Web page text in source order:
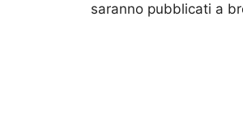
saranno pubblicati a